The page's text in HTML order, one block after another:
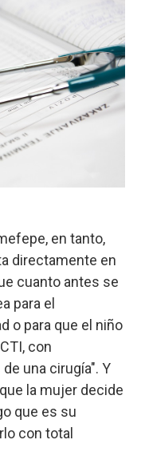
en tanto,
directamente en
cuanto antes se
para el
o para que el niño
con
una cirugía". Y
la mujer decide
que es su
con total